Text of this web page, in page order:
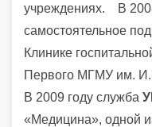
учреждениях. В
самостоятельное
Клинике
Первого МГМУ им.
В 2009 году служба
«Медицина», одной